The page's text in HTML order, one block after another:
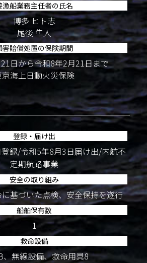
漁船業務主任者の氏名
博多 ヒト志
尾後 隼人
害賠償処置の保険期間
日から令和8年2月21日まで
海上日動火災保険
登録・届け出
録/令和5年8月3日届け出/内航不
定期航路事業
安全の取り組み
基づいた点検、安全保持を遂行
船舶保有数
1
救命設備
、無線設備、救命用具8